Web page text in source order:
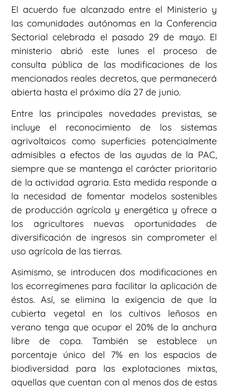
El acuerdo fue alcanzado entre el Ministerio y
las comunidades autónomas en la Conferencia
Sectorial celebrada el pasado 29 de mayo. El
ministerio abrió este lunes el proceso de
consulta pública de las modificaciones de los
mencionados reales decretos, que permanecerá
abierta hasta el próximo día 27 de junio.
Entre las principales novedades previstas, se
incluye el reconocimiento de los sistemas
agrivoltaicos como superficies potencialmente
admisibles a efectos de las ayudas de la PAC,
siempre que se mantenga el carácter prioritario
de la actividad agraria. Esta medida responde a
la necesidad de fomentar modelos sostenibles
de producción agrícola y energética y ofrece a
los agricultores nuevas oportunidades de
diversificación de ingresos sin comprometer el
uso agrícola de las tierras.
Asimismo, se introducen dos modificaciones en
los ecorregímenes para facilitar la aplicación de
éstos. Así, se elimina la exigencia de que la
cubierta vegetal en los cultivos leñosos en
verano tenga que ocupar el 20% de la anchura
libre de copa. También se establece un
porcentaje único del 7% en los espacios de
biodiversidad para las explotaciones mixtas,
aquellas que cuentan con al menos dos de estas